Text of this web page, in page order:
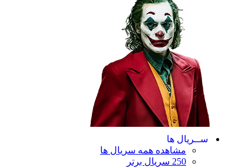
ســریال ها
مشاهده همه سریال ها
250 سریال برتر